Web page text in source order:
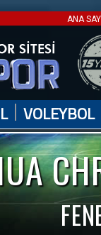
ANA
| VOLEYBOL